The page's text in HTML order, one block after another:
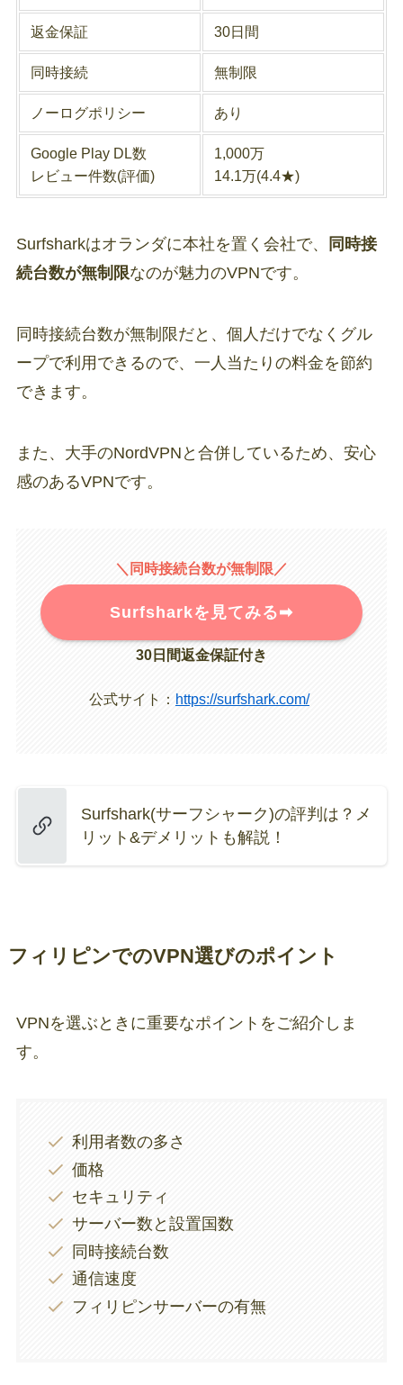
返金保証 30日間
同時接続 無制限
ノーログポリシー あり
Google Play DL数
レビュー件数(評価)
1,000万
14.1万(4.4★)
Surfsharkはオランダに本社を置く会社で、
同時接
続台数が無制限なのが魅力のVPNです。
同時接続台数が無制限だと、個人だけでなくグル
ープで利用できるので、一人当たりの料金を節約
できます。
また、大手のNordVPNと合併しているため、安心
感のあるVPNです。
＼同時接続台数が無制限／
Surfsharkを見てみる➡︎
30日間返金保証付き
公式サイト： https://surfshark.com/
Surfshark(サーフシャーク)の評判は？メ
リット&デメリットも解説！
フィリピンでのVPN選びのポイント
VPNを選ぶときに重要なポイントをご紹介しま
す。
利用者数の多さ
価格
セキュリティ
サーバー数と設置国数
同時接続台数
通信速度
フィリピンサーバーの有無